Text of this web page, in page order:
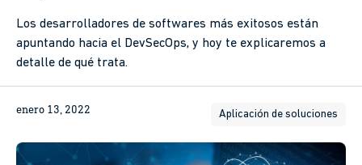
Los desarrolladores de softwares más exitosos están
apuntando hacia el DevSecOps, y hoy te explicaremos a
detalle de qué trata.
enero 13, 2022 Aplicación de soluciones